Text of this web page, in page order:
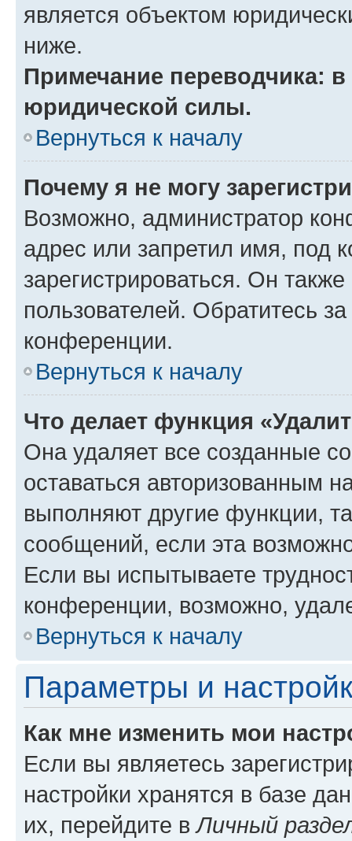
является объектом
ниже.
Примечание переводчика:
юридической силы.
Вернуться к началу
Почему я не могу
Возможно, администратор
адрес или запретил имя, под
зарегистрироваться. Он
пользователей. Обратитесь
конференции.
Вернуться к началу
Что делает функция
Она удаляет все созданные
оставаться авторизованным
выполняют другие функции,
сообщений, если эта
Если вы испытываете
конференции, возможно,
Вернуться к началу
Параметры и
Как мне изменить мои
Если вы являетесь
настройки хранятся в базе
их, перейдите вЛичный